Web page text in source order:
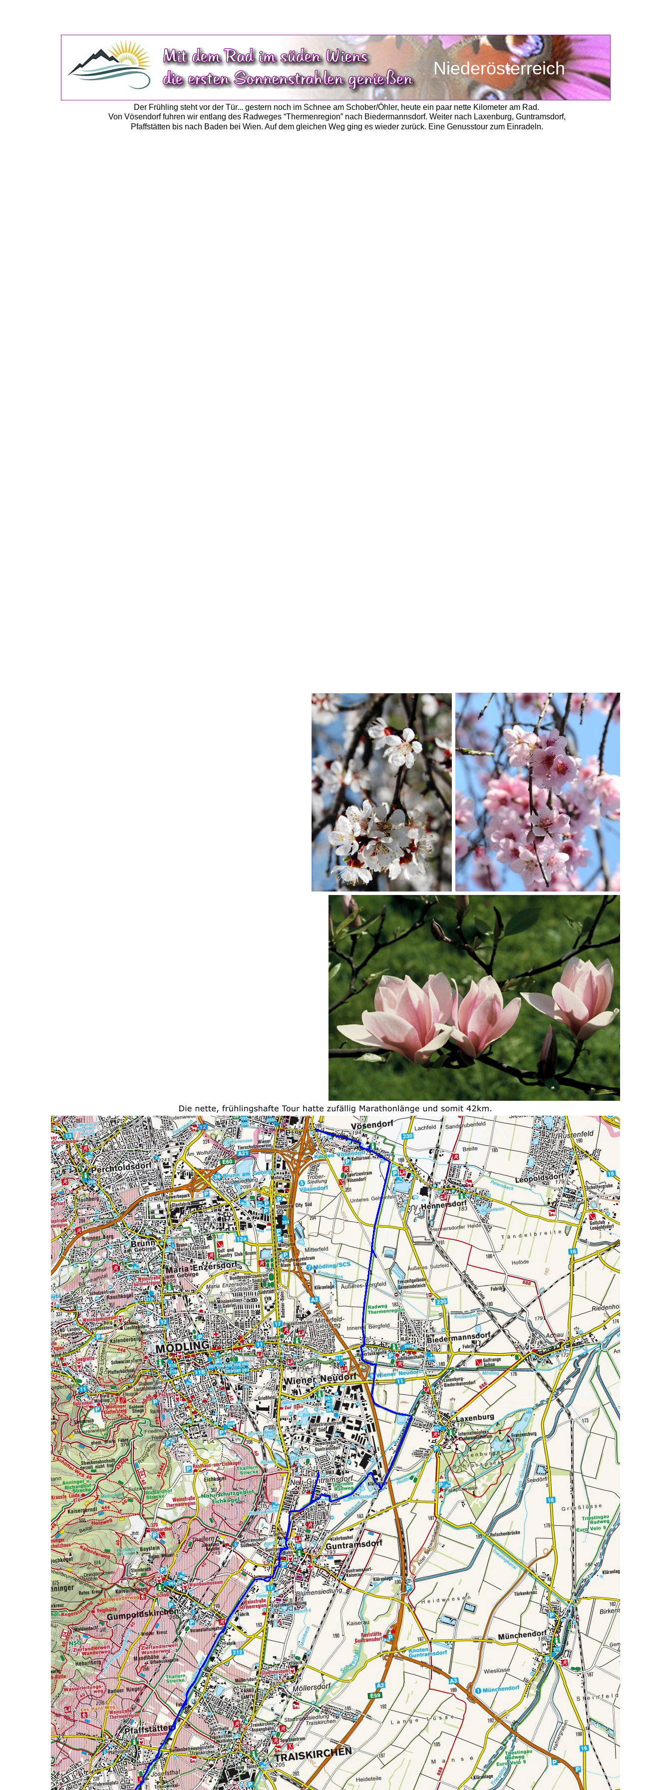
Niederösterreich
Der Frühling steht vor der Tür... gestern noch im Schnee am Schober/Öhler, heute ein paar nette Kilometer am Rad.
Von Vösendorf fuhren wir entlang des Radweges “Thermenregion” nach Biedermannsdorf. Weiter nach Laxenburg, Guntramsdorf,
Pfaffstätten bis nach Baden bei Wien. Auf dem gleichen Weg ging es wieder zurück. Eine Genusstour zum Einradeln.